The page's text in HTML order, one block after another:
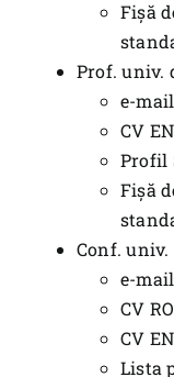
Fișă
Prof. univ.
e-
CV EN
Profil
Fișă
Conf. univ.
e-
CV RO
CV EN
Lista